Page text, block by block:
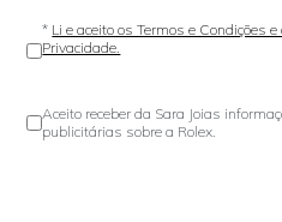
* Li e aceito os Termos e Condições
Privacidade.
Aceito receber da Sara Joias
publicitárias sobre a Rolex.